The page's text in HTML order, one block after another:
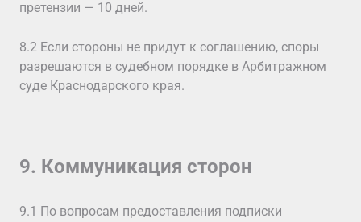
претензии — 10 дней.
8.2 Если стороны не придут к соглашению, споры
разрешаются в судебном порядке в Арбитражном
суде Краснодарского края.
9. Коммуникация сторон
9.1 По вопросам предоставления подписки